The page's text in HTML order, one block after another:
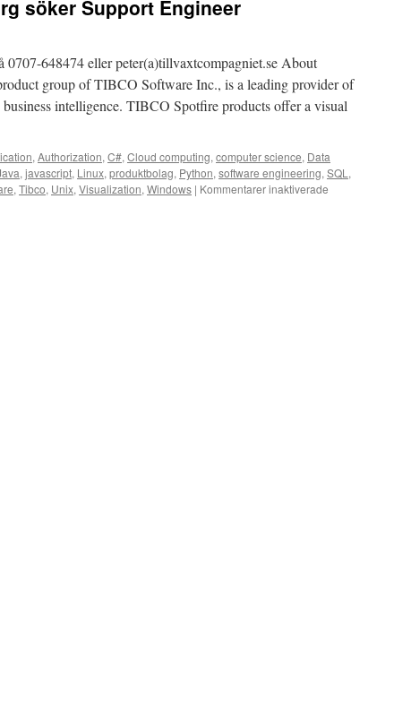
Specialist
till
SKFs
huvudkontor
söker Support Engineer
0707-648474 eller peter(a)tillvaxtcompagniet.se About
group of TIBCO Software Inc., is a leading provider of
intelligence. TIBCO Spotfire products offer a visual
, Authorization, C#, Cloud computing, computer science, Data
, javascript, Linux, produktbolag, Python, software engineering, SQL ,
, Tibco, Unix, Visualization, Windows | Kommentarer inaktiverade